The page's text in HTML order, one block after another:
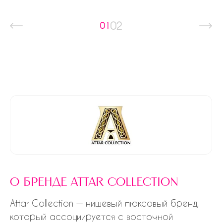
01 02
о бренде attar collection
Attar Collection — нишевый люксовый бренд,
который ассоциируется с восточной